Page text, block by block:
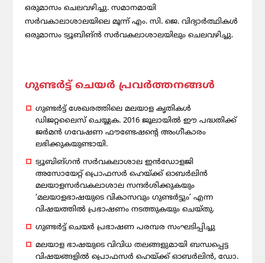
ഒരുമാസം ചെലവഴിച്ചു. സമാനമായി
സര്‍വകാലാശാലയിലെ മൂന്ന് എം. സി. ജെ. വിദ്യാര്‍ത്ഥികള്‍
ഒരുമാസം ട്യൂബിങ്ൻ സര്‍വകലാശാലയിലും ചെലവഴിച്ചു.
ഗുണ്ടര്‍ട്ട് ചെയര്‍ പ്രവര്‍ത്തനങ്ങള്‍
ഗുണ്ടര്‍ട്ട് ശേഖരത്തിലെ മലയാള കൃതികള്‍
ഡിജറ്റലൈസ് ചെയ്യുക. 2016 ജൂലായില്‍ ഈ പദ്ധതിക്ക്
ജര്‍മന്‍ ഗവേഷണ ഫൗണ്ടേഷന്റെ അംഗീകാരം
ലഭിക്കുകയുണ്ടായി.
ട്യൂബിങ്ഗന്‍ സര്‍വകലാശാല ഇന്‍ഡോളജി
അസോയേറ്റ് പ്രൊഫസര്‍ ഹെയ്ക്ക് ഓബര്‍ലിന്‍
മലയാളസര്‍വകലാശാല സന്ദര്‍ശിക്കുകയും
‘മലയാളഭാഷയുടെ വികാസവും ഗുണ്ടര്‍ട്ടും’ എന്ന
വിഷയത്തില്‍ പ്രഭാഷണം നടത്തുകയും ചെയ്തു.
ഗുണ്ടര്‍ട്ട് ചെയര്‍ പ്രഭാഷണ പരമ്പര സംഘടിപ്പിച്ചു
മലയാള ഭാഷയുടെ വിവിധ തലങ്ങളുമായി ബന്ധപ്പെട്ട
വിഷയങ്ങളില്‍ പ്രൊഫസര്‍ ഹെയ്ക്ക് ഓബര്‍ലിന്‍, ഡോ.